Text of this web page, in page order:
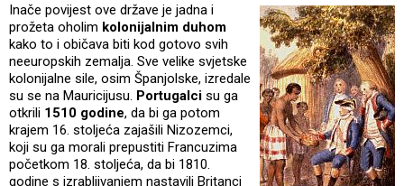
Inače povijest ove države je jadna i
prožeta oholim kolonijalnim duhom
kako to i običava biti kod gotovo svih
neeuropskih zemalja. Sve velike svjetske
kolonijalne sile, osim Španjolske, izredale
su se na Mauricijusu. Portugalci su ga
otkrili 1510 godine, da bi ga potom
krajem 16. stoljeća zajašili Nizozemci,
koji su ga morali prepustiti Francuzima
početkom 18. stoljeća, da bi 1810.
godine s izrabljivanjem nastavili Britanci